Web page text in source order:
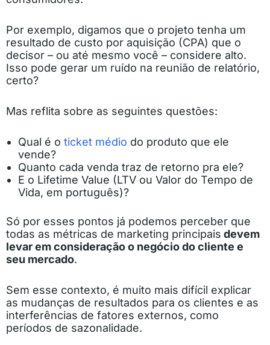
Por exemplo, digamos que o projeto tenha um
resultado de custo por aquisição (CPA) que o
decisor – ou até mesmo você – considere alto.
Isso pode gerar um ruído na reunião de relatório,
certo?
Mas reflita sobre as seguintes questões:
Qual é o ticket médio do produto que ele
vende?
Quanto cada venda traz de retorno pra ele?
E o Lifetime Value (LTV ou Valor do Tempo de
Vida, em português)?
Só por esses pontos já podemos perceber que
todas as métricas de marketing principais devem
levar em consideração o negócio do cliente e
seu mercado.
Sem esse contexto, é muito mais difícil explicar
as mudanças de resultados para os clientes e as
interferências de fatores externos, como
períodos de sazonalidade.